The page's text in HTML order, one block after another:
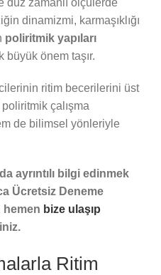
dinamizmi, karmaşıklığı
poliritmik yapıları
önem taşır.
ritim becerilerini üst
çalışma
de bilimsel yönleriyle
ayrıntılı bilgi edinmek
Ücretsiz Deneme
hemen bize ulaşıp
Ritim